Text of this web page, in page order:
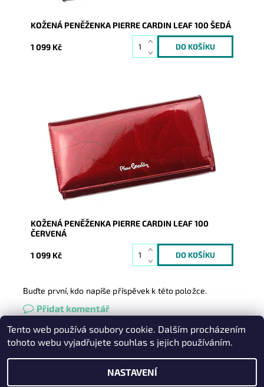
KOŽENÁ PENĚŽENKA PIERRE CARDIN LEAF 100 ŠEDÁ
1 099 Kč
Velmi luxusní kožená červená peněženka známé
značky Pierre Cardin z velmi příjemné kůže je
nezbytným doplňkem...
Dostupnost:
Skladem
8833
Značka:
Pierre Cardin
Záruka:
2 roky
KOŽENÁ PENĚŽENKA PIERRE CARDIN LEAF 100
ČERVENÁ
1 099 Kč
Buďte první, kdo napíše příspěvek k této položce.
Přidat komentář
Heureka.cz | Zboží.cz Oázakabelek
Tento web používá soubory cookie. Dalším procházením
tohoto webu vyjadřujete souhlas s jejich používáním.
NASTAVENÍ